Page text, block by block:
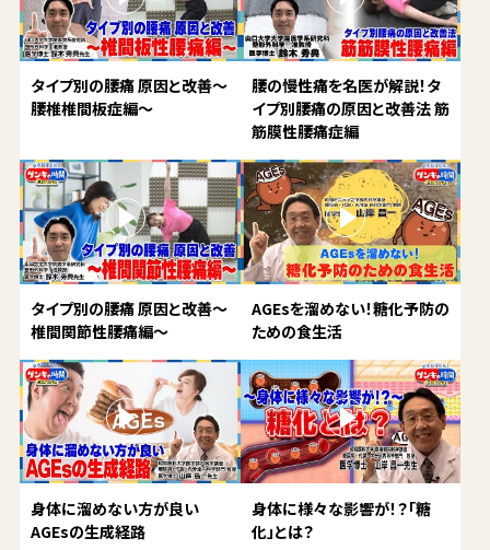
タイプ別の腰痛 原因と改善～
腰椎椎間板症編～
腰の慢性痛を名医が解説！タ
イプ別腰痛の原因と改善法 筋
筋膜性腰痛症編
タイプ別の腰痛 原因と改善～
椎間関節性腰痛編～
AGEsを溜めない！糖化予防の
ための食生活
身体に溜めない方が良い
AGEsの生成経路
身体に様々な影響が！？「糖
化」とは？